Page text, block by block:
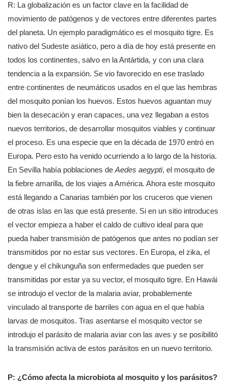
R: La globalización es un factor clave en la facilidad de
movimiento de patógenos y de vectores entre diferentes partes
del planeta. Un ejemplo paradigmático es el mosquito tigre. Es
nativo del Sudeste asiático, pero a día de hoy está presente en
todos los continentes, salvo en la Antártida, y con una clara
tendencia a la expansión. Se vio favorecido en ese traslado
entre continentes de neumáticos usados en el que las hembras
del mosquito ponían los huevos. Estos huevos aguantan muy
bien la desecación y eran capaces, una vez llegaban a estos
nuevos territorios, de desarrollar mosquitos viables y continuar
el proceso. Es una especie que en la década de 1970 entró en
Europa. Pero esto ha venido ocurriendo a lo largo de la historia.
En Sevilla había poblaciones de Aedes aegypti, el mosquito de
la fiebre amarilla, de los viajes a América. Ahora este mosquito
está llegando a Canarias también por los cruceros que vienen
de otras islas en las que está presente. Si en un sitio introduces
el vector empieza a haber el caldo de cultivo ideal para que
pueda haber transmisión de patógenos que antes no podían ser
transmitidos por no estar sus vectores. En Europa, el zika, el
dengue y el chikunguña son enfermedades que pueden ser
transmitidas por estar ya su vector, el mosquito tigre. En Hawái
se introdujo el vector de la malaria aviar, probablemente
vinculado al transporte de barriles con agua en el que había
larvas de mosquitos. Tras asentarse el mosquito vector se
introdujo el parásito de malaria aviar con las aves y se posibilitó
la transmisión activa de estos parásitos en un nuevo territorio.
P: ¿Cómo afecta la microbiota al mosquito y los parásitos?